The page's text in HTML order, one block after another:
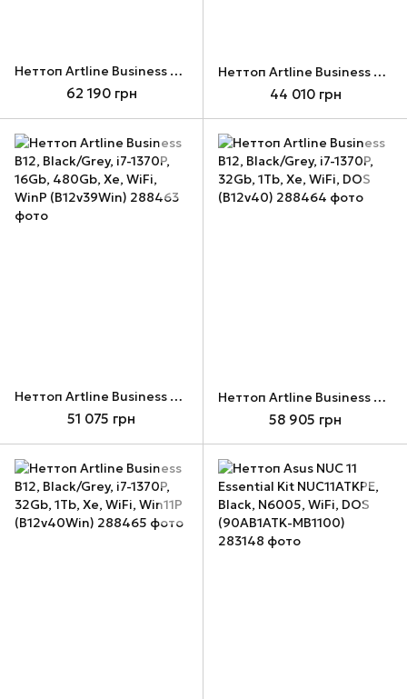
Неттоп Artline Business B12, Black/Grey, i5-1340P, 32Gb, 1Tb, Xe, WiFi, Win11P (B12v37Win)
62 190 грн
Неттоп Artline Business B12, Black/Grey, i7-1370P, 16Gb, 480Gb, Xe, WiFi, DOS (B12v39)
44 010 грн
Неттоп Artline Business B12, Black/Grey, i7-1370P, 16Gb, 480Gb, Xe, WiFi, WinP (B12v39Win)
51 075 грн
Неттоп Artline Business B12, Black/Grey, i7-1370P, 32Gb, 1Tb, Xe, WiFi, DOS (B12v40)
58 905 грн